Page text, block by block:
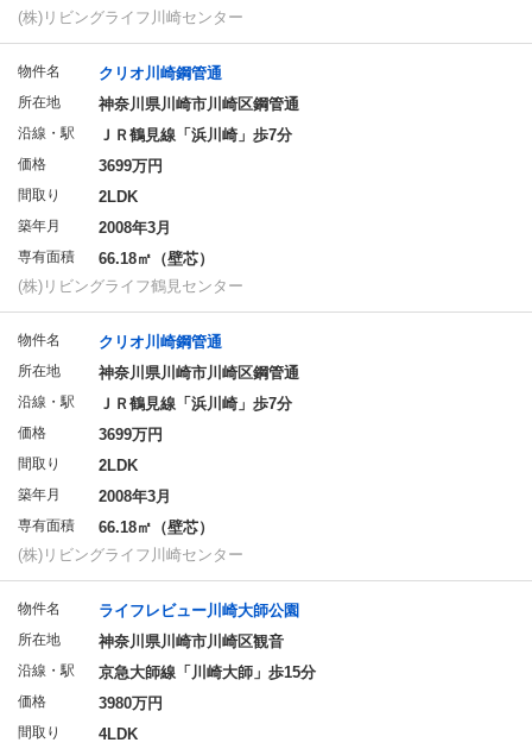
(株)リビングライフ川崎センター
物件名 クリオ川崎鋼管通
所在地 神奈川県川崎市川崎区鋼管通
沿線・駅 ＪＲ鶴見線「浜川崎」歩7分
価格 3699万円
間取り 2LDK
築年月 2008年3月
専有面積
66.18㎡（壁芯）
(株)リビングライフ鶴見センター
物件名 クリオ川崎鋼管通
所在地 神奈川県川崎市川崎区鋼管通
沿線・駅 ＪＲ鶴見線「浜川崎」歩7分
価格 3699万円
間取り 2LDK
築年月 2008年3月
専有面積
66.18㎡（壁芯）
(株)リビングライフ川崎センター
物件名 ライフレビュー川崎大師公園
所在地 神奈川県川崎市川崎区観音
沿線・駅 京急大師線「川崎大師」歩15分
価格 3980万円
間取り 4LDK